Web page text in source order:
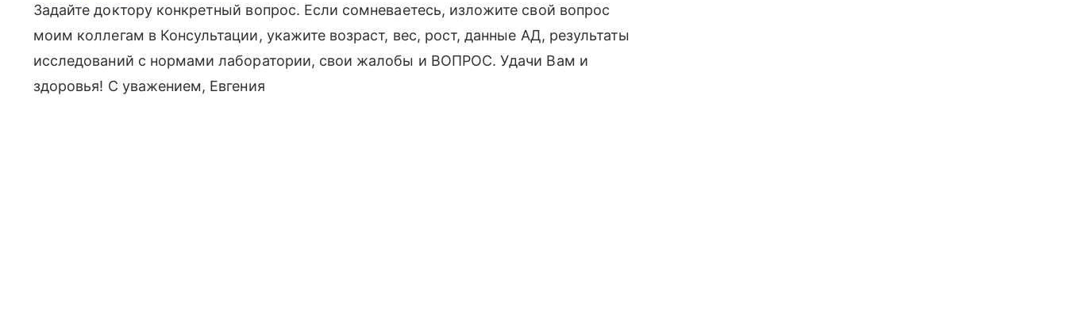
Задайте доктору конкретный вопрос. Если сомневаетесь, изложите свой вопрос
моим коллегам в Консультации, укажите возраст, вес, рост, данные АД, результаты
исследований с нормами лаборатории, свои жалобы и ВОПРОС. Удачи Вам и
здоровья! С уважением, Евгения